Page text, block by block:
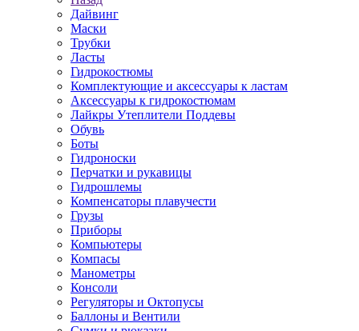
Дайвинг
Маски
Трубки
Ласты
Гидрокостюмы
Комплектующие и аксессуары к ластам
Аксессуары к гидрокостюмам
Лайкры Утеплители Поддевы
Обувь
Боты
Гидроноски
Перчатки и рукавицы
Гидрошлемы
Компенсаторы плавучести
Грузы
Приборы
Компьютеры
Компасы
Манометры
Консоли
Регуляторы и Октопусы
Баллоны и Вентили